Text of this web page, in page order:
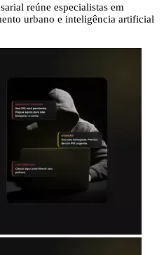
reúne especialistas em
urbano e inteligência artificial